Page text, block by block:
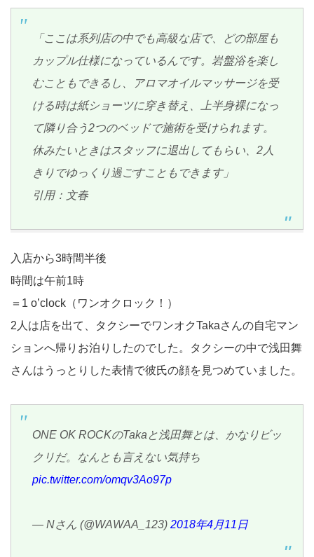
「ここは系列店の中でも高級な店で、どの部屋も
カップル仕様になっているんです。岩盤浴を楽し
むこともできるし、アロマオイルマッサージを受
ける時は紙ショーツに穿き替え、上半身裸になっ
て隣り合う2つのベッドで施術を受けられます。
休みたいときはスタッフに退出してもらい、2人
きりでゆっくり過ごすこともできます」
引用：文春
入店から3時間半後
時間は午前1時
＝1 o’clock（ワンオクロック！）
2人は店を出て、タクシーでワンオクTakaさんの自宅マン
ションへ帰りお泊りしたのでした。タクシーの中で浅田舞
さんはうっとりした表情で彼氏の顔を見つめていました。
ONE OK ROCKのTakaと浅田舞とは、かなりビッ
クリだ。なんとも言えない気持ち
pic.twitter.com/omqv3Ao97p
— Nさん (@WAWAA_123) 2018年4月11日